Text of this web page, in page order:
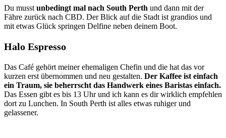
Du musstunbedingt mal nach South Perth und dann mit der
Fähre zurück nach CBD. Der Blick auf die Stadt ist grandios und
mit etwas Glück springen Delfine neben deinem Boot.
Halo Espresso
Das Café gehört meiner ehemaligen Chefin und die hat das vor
kurzen erst übernommen und neu gestalten. Der Kaffee ist einfach
ein Traum, sie beherrscht das Handwerk eines Baristas einfach.
Das Essen gibt es bis 13 Uhr und ich kann es dir wirklich empfehlen
dort zu Lunchen. In South Perth ist alles etwas ruhiger und
gelassener.